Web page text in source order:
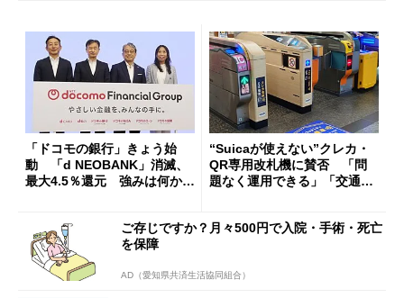
「ドコモの銀行」きょう始
動 「d NEOBANK」消滅、
最大4.5％還元 強みは何か解
“Suicaが使えない”クレカ・
QR専用改札機に賛否 「問
題なく運用できる」「交通系I
ご存じですか？月々500円で入院・手術・死亡
を保障
AD（愛知県共済生活協同組合）